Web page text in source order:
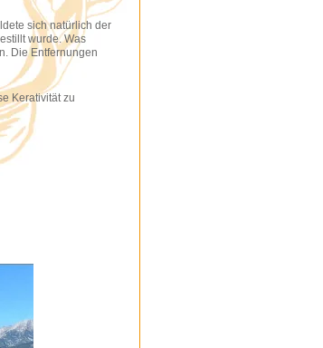
sich natürlich der
wurde. Was
Die Entfernungen
Kerativität zu